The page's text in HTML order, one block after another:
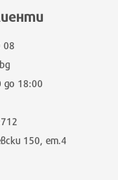
08
до 18:00
150, ет.4